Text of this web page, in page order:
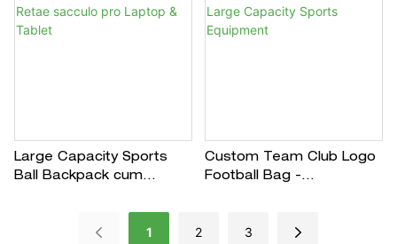
Large Capacity Sports
Ball Backpack cum
pro Laptop & Tablet
Custom Team Club Logo
Football Bag -
Equipment
1 2 3